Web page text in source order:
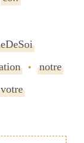
notre
votre